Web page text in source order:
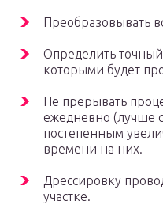
Преобразовывать
Определить
которыми будет
Не прерывать
ежедневно (лучше
постепенным
времени на них.
Дрессировку
участке.